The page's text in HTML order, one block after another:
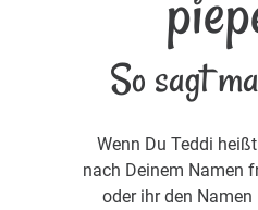
So sagt
Wenn Du Teddi
nach Deinem Namen
oder ihr den